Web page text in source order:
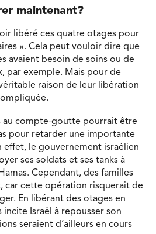
maintenant?
libéré ces quatre otages pour
». Cela peut vouloir dire que
avaient besoin de soins ou de
par exemple. Mais pour de
raison de leur libération
au compte-goutte pourrait être
pour retarder une importante
effet, le gouvernement israélien
ses soldats et ses tanks à
Cependant, des familles
car cette opération risquerait de
En libérant des otages en
incite Israël à repousser son
seraient d’ailleurs en cours